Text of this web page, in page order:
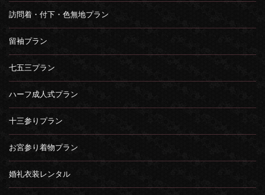
訪問着・付下・色無地プラン
留袖プラン
七五三プラン
ハーフ成人式プラン
十三参りプラン
お宮参り着物プラン
婚礼衣装レンタル